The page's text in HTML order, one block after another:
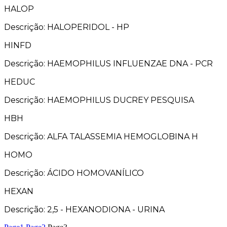
HALOP
Descrição: HALOPERIDOL - HP
HINFD
Descrição: HAEMOPHILUS INFLUENZAE DNA - PCR
HEDUC
Descrição: HAEMOPHILUS DUCREY PESQUISA
HBH
Descrição: ALFA TALASSEMIA HEMOGLOBINA H
HOMO
Descrição: ÁCIDO HOMOVANÍLICO
HEXAN
Descrição: 2,5 - HEXANODIONA - URINA